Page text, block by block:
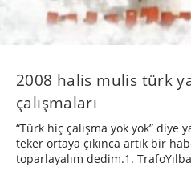
2008 halis mulis türk
çalışmaları
“Türk hiç çalışma yok yok” diye
teker ortaya çıkınca artık bir
toparlayalım dedim.1.